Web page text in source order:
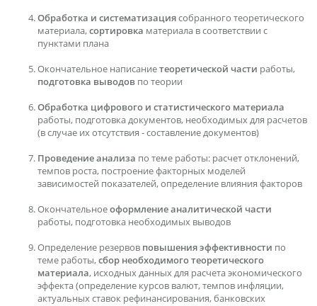
Обработка и систематизациясобранного теоретического
материала,сортировка материала в соответствии с
пунктами плана
Окончательное написаниетеоретической части работы,
подготовка выводов по теории
Обработка цифрового и статистического материала
работы, подготовка документов, необходимых для расчетов
(в случае их отсутствия - составление документов)
Проведение анализа по теме работы: расчет отклонений,
темпов роста, построение факторных моделей
зависимостей показателей, определение влияния факторов
Окончательноеоформление аналитической части
работы, подготовка необходимых выводов
Определение резервов повышения эффективности по
теме работы,сбор необходимого теоретического
материала, исходных данных для расчета экономического
эффекта (определение курсов валют, темпов инфляции,
актуальных ставок рефинансирования, банковских